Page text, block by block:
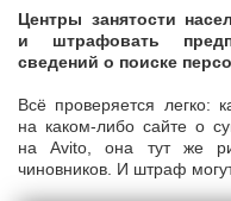
Центры занятости
и штрафовать
сведений о поиске
Всё проверяется легко:
на каком-либо сайте о
на Avito, она тут же
чиновников. И штраф